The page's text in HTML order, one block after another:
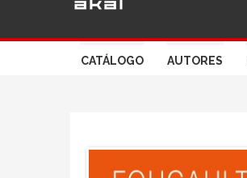
CATÁLOGO AUTORES